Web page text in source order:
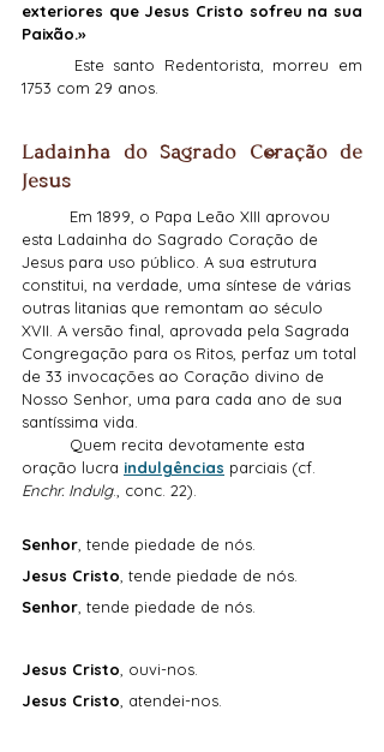
exteriores que Jesus Cristo sofreu na sua
Paixão.»
1753 com 29 anos.
Ladainha do Sagrado Coração de
Jesus
esta Ladainha do Sagrado Coração de
Jesus para uso público. A sua estrutura
constitui, na verdade, uma síntese de várias
outras litanias que remontam ao século
XVII. A versão final, aprovada pela Sagrada
Congregação para os Ritos, perfaz um total
de 33 invocações ao Coração divino de
Nosso Senhor, uma para cada ano de sua
santíssima vida.
oração lucra indulgências parciais (cf.
Enchr. Indulg., conc. 22).
Senhor , tende piedade de nós.
Jesus Cristo , tende piedade de nós.
Senhor , tende piedade de nós.
Jesus Cristo , ouvi-nos.
Jesus Cristo , atendei-nos.